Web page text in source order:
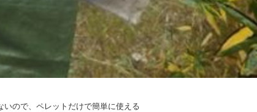
ので、ペレットだけで簡単に使える